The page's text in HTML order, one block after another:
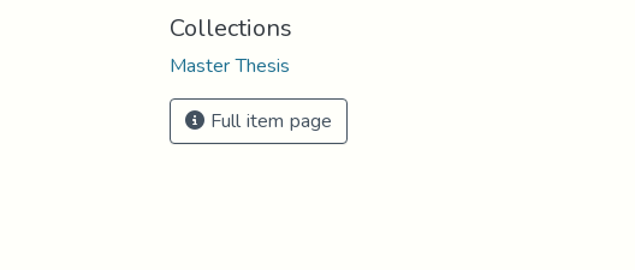
Collections
Master Thesis
Full item page